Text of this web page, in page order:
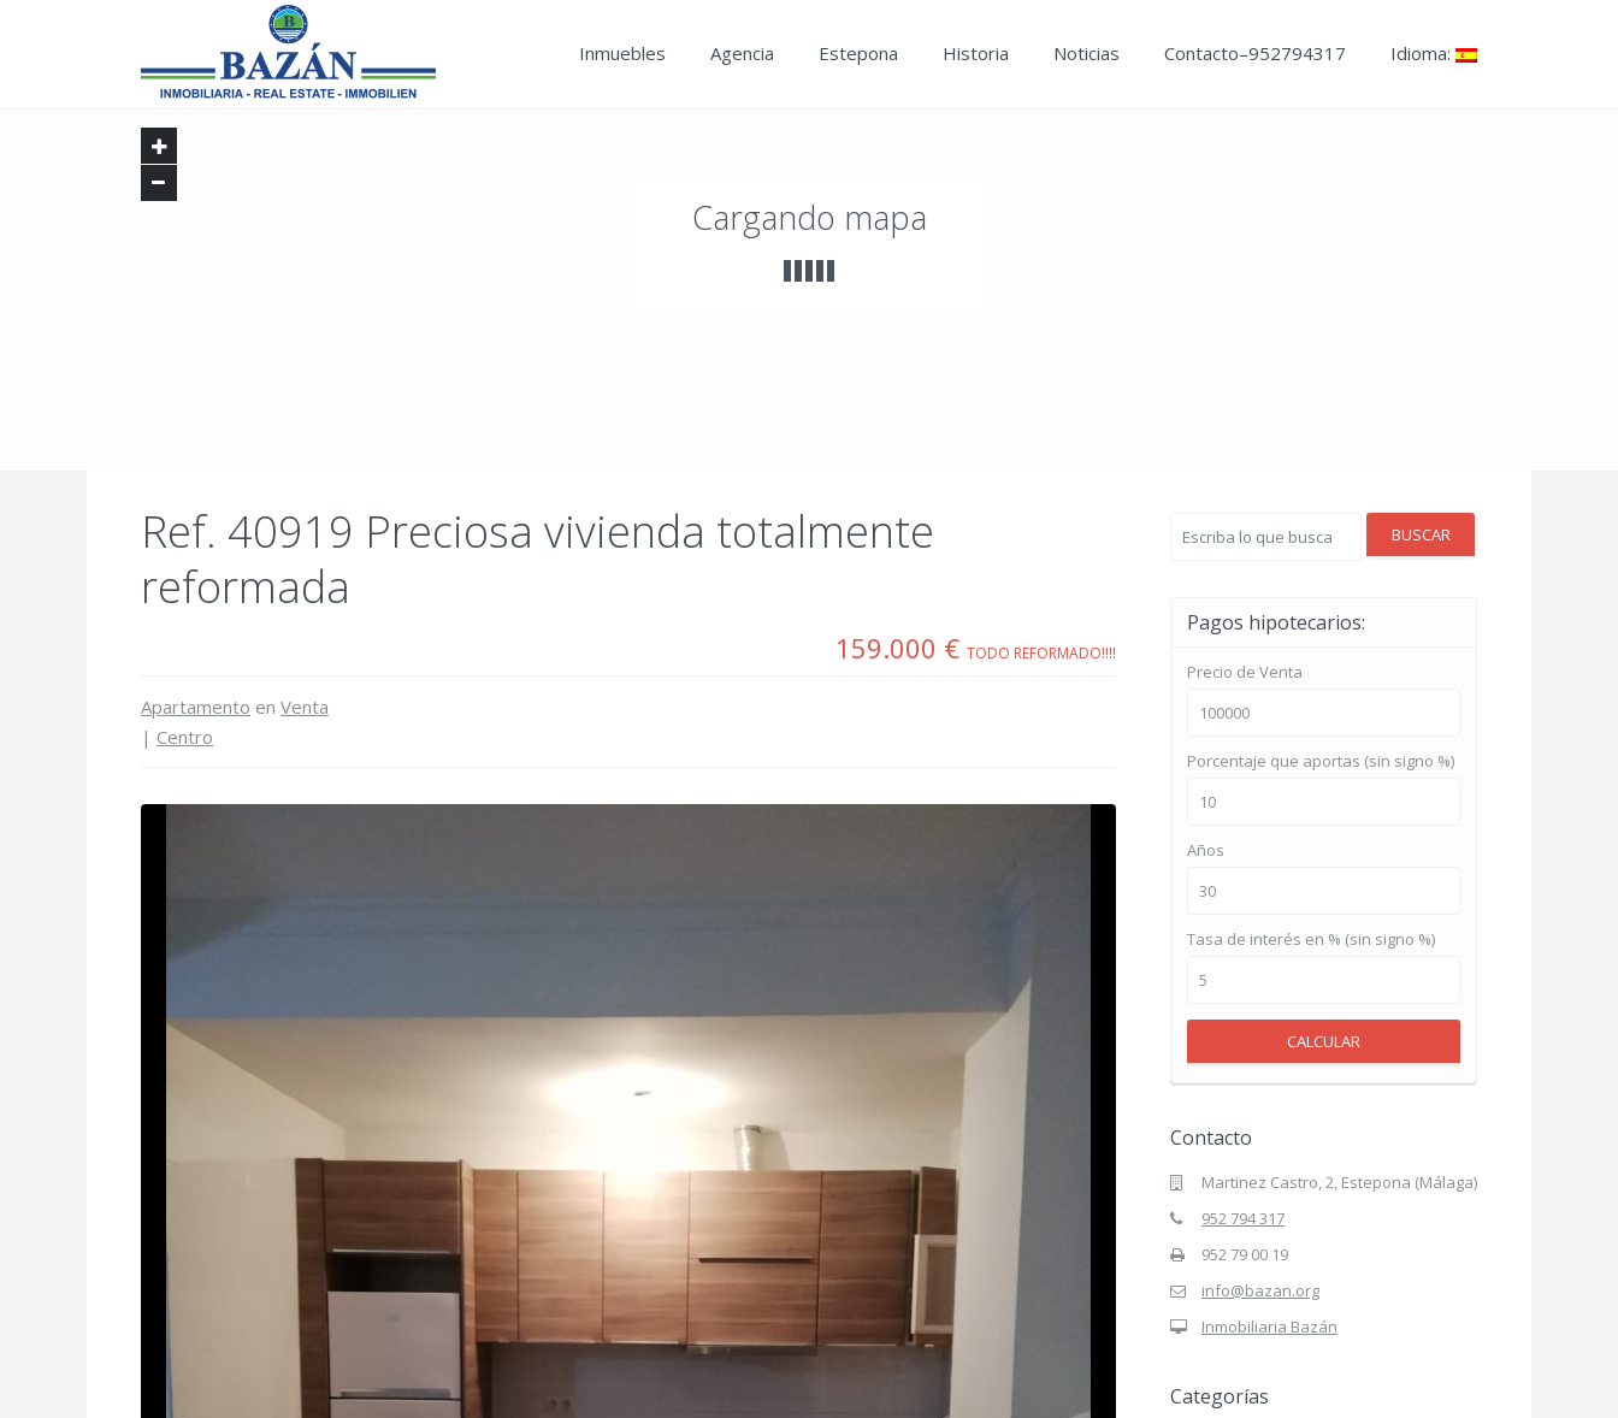
Inmuebles Agencia Estepona Historia Noticias Contacto–952794317 Idioma:
Cargando mapa
Ref. 40919 Preciosa vivienda totalmente
reformada
159.000 € TODO REFORMADO!!!!
Apartamento en Venta
| Centro
BUSCAR
Pagos hipotecarios:
Precio de Venta
Porcentaje que aportas (sin signo %)
Años
Tasa de interés en % (sin signo %)
CALCULAR
Contacto
Martinez Castro, 2, Estepona (Málaga)
952 794 317
952 79 00 19
info@bazan.org
Inmobiliaria Bazán
Categorías